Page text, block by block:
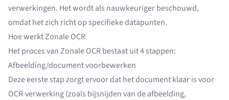
verwerkingen. Het wordt als nauwkeuriger beschouwd,
omdat het zich richt op specifieke datapunten.
Hoe werkt Zonale OCR
Het proces van Zonale OCR bestaat uit 4 stappen:
Afbeelding/document voorbewerken
Deze eerste stap zorgt ervoor dat het document klaar is voor
OCR-verwerking (zoals bijsnijden van de afbeelding,